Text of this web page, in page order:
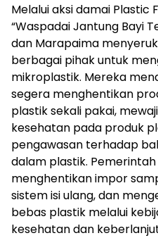
Melalui aksi damai Plastic
“Waspadai Jantung Bayi
dan Marapaima
berbagai pihak untuk
mikroplastik. Mereka
segera menghentikan
plastik sekali pakai,
kesehatan pada produk
pengawasan terhadap
dalam plastik.
menghentikan impor
sistem isi ulang, dan
bebas plastik melalui
kesehatan dan